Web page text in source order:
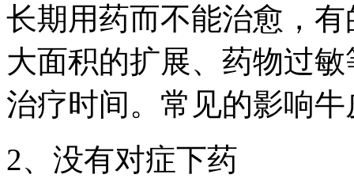
长期用药而不能治愈，
大面积的扩展、药物过
治疗时间。常见的影响
2、没有对症下药